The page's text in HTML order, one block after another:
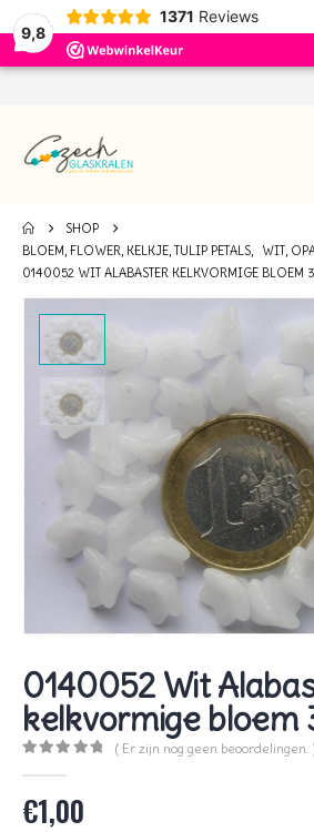
9,8
1371 Reviews
SHOP
BLOEM, FLOWER, KELKJE, TULIP PETALS,
WIT,
0140052 WIT ALABASTER KELKVORMIGE BLOEM
0140052 Wit
kelkvormige bloem
( Er zijn nog geen beoordelingen.
€1,00